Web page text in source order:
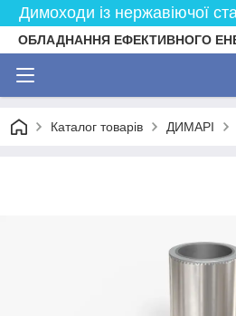
Димоходи із нержавіючої
ОБЛАДНАННЯ ЕФЕКТИВНОГО
Каталог товарів ДИМАРІ